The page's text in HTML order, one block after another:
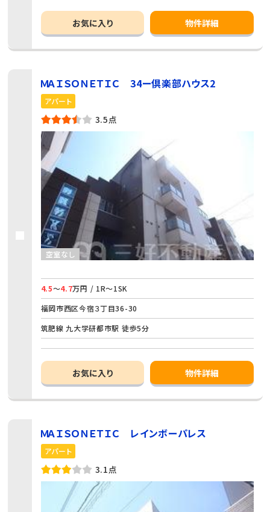
お気に入り 物件詳細
ＭＡＩＳＯＮＥＴＩＣ 34ー倶楽部ハウス2
アパート
3.5点
空室なし
4.5～4.7万円 / 1R～1SK
福岡市西区今宿３丁目36-30
筑肥線 九大学研都市駅 徒歩5分
お気に入り 物件詳細
ＭＡＩＳＯＮＥＴＩＣ レインボーパレス
アパート
3.1点